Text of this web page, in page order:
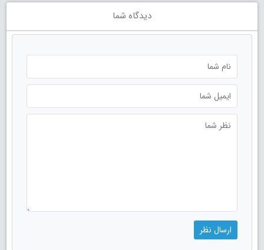
دیدگاه شما